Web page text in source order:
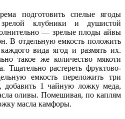
подготовить спелые ягоды
клубники и душистой
— зрелые плоды айвы
В отдельную емкость положить
вида ягод и размять их.
такое же количество мякоти
растереть фруктово-
емкость переложить три
добавить 1 чайную ложку меда,
оливы. Помешивая, по каплям
масла камфоры.